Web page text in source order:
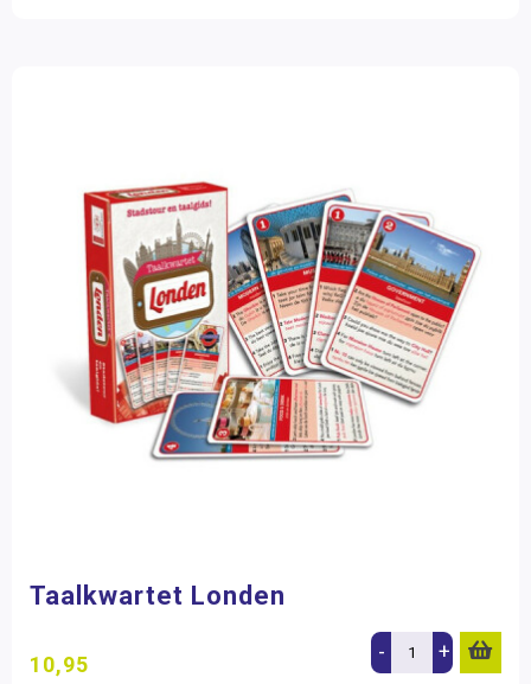
Taalkwartet Londen
10,95 - +